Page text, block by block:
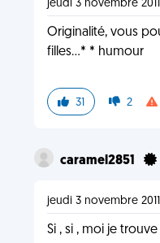
jeudi 3 novembre 2011
Originalité, vous
filles...* * humour
31 2
caramel2851
jeudi 3 novembre 2011
Si , si , moi je